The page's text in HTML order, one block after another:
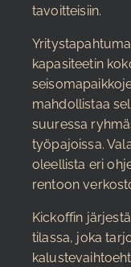
tavoitteisiin.
kapasiteetin
mahdollistaa
suuressa
työpajoissa.
oleellista eri
rentoon
Kickoffin
tilassa, joka